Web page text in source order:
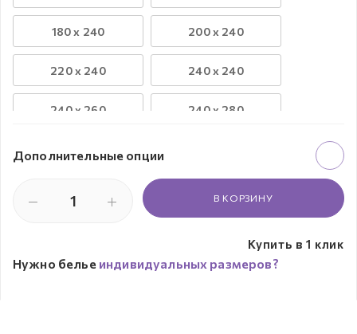
180 х 240 200 х 240
220 х 240 240 х 240
240 х 260 240 х 280
Дополнительные опции
В КОРЗИНУ
Купить в 1 клик
Нужно белье индивидуальных размеров?